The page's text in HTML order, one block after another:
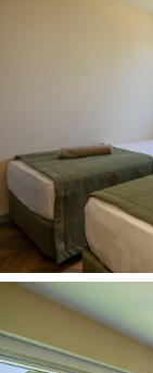
skalbykla už
Pramogos ir
petankė
vakariniai
sauna
pirtis
smiginis
teniso korto
biliardas už
gyva muzika
vandens
masažas už